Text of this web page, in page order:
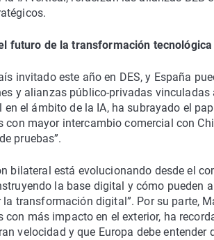
futuro de la transformación tecnológica
invitado este año en DES, y España
y alianzas público-privadas
el ámbito de la IA, ha subrayado el
con mayor intercambio comercial con
pruebas”.
bilateral está evolucionando desde el
la base digital y cómo pueden
transformación digital”. Por su parte,
con más impacto en el exterior, ha
velocidad y que Europa debe entender